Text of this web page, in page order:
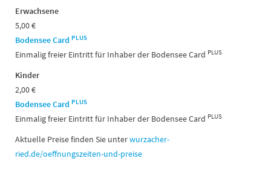
Erwachsene
5,00 €
Bodensee Card PLUS
Einmalig freier Eintritt für Inhaber der Bodensee Card PLUS
Kinder
2,00 €
Bodensee Card PLUS
Einmalig freier Eintritt für Inhaber der Bodensee Card PLUS
Aktuelle Preise finden Sie unterwurzacher-
ried.de/oeffnungszeiten-und-preise